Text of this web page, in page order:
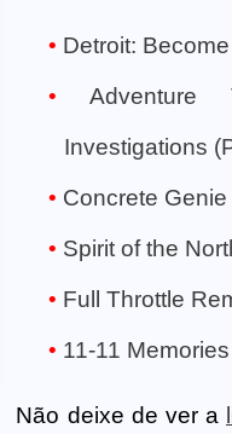
Detroit:
Investigations
Concrete
Spirit of the
Full Throttle
11-11
Não deixe de ver a